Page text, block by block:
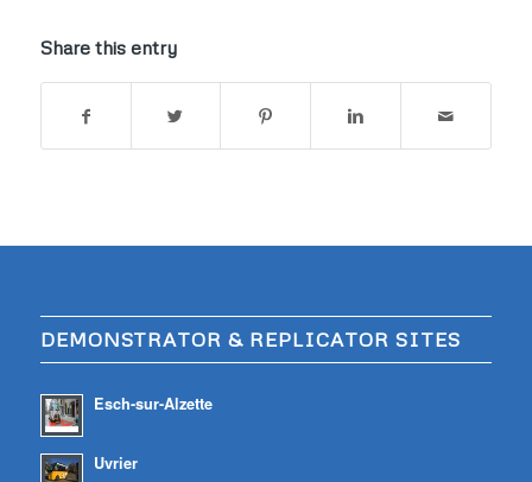
Share this entry
DEMONSTRATOR & REPLICATOR SITES
Esch-sur-Alzette
Uvrier